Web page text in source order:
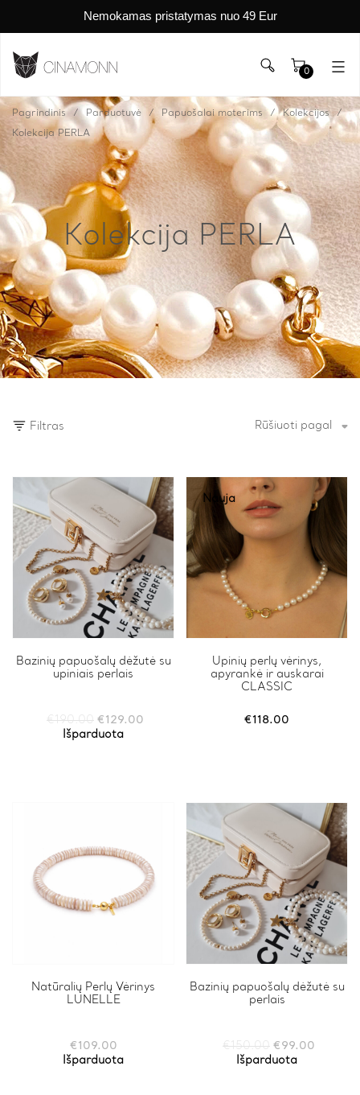
Nemokamas pristatymas nuo 49 Eur
0
Kolekcija PERLA
Pagrindinis Parduotuvė Papuošalai moterims Kolekcijos
Kolekcija PERLA
Filtras Rūšiuoti pagal
Bazinių papuošalų dėžutė su
upiniais perlais
€190.00 Original
price
€ 129.00
Išparduota
Nauja
Upinių perlų vėrinys,
apyrankė ir auskarai
CLASSIC
€118.00
Natūralių Perlų Vėrinys
LUNELLE
€ 109.00
Išparduota
Bazinių papuošalų dėžutė su
perlais
€150.00 Original
price
€ 99.00
Išparduota